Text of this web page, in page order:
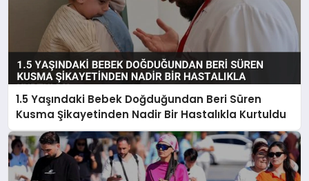
1.5 Yaşındaki Bebek Doğduğundan Beri Süren
Kusma Şikayetinden Nadir Bir Hastalıkla Kurtuldu